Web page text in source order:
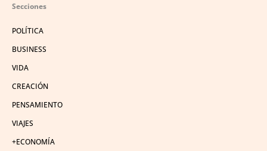
Secciones
POLÍTICA
BUSINESS
VIDA
CREACIÓN
PENSAMIENTO
VIAJES
+ECONOMÍA